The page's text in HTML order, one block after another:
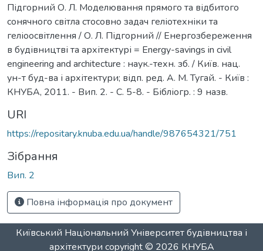
Підгорний О. Л. Моделювання прямого та відбитого
сонячного світла стосовно задач геліотехніки та
геліоосвітлення / О. Л. Підгорний // Енергозбереження
в будівництві та архітектурі = Еnergy-savings in civil
engineering and architecture : наук.-техн. зб. / Київ. нац.
ун-т буд-ва і архітектури; відп. ред. А. М. Тугай. - Київ :
КНУБА, 2011. - Вип. 2. - С. 5-8. - Бібліогр. : 9 назв.
URI
https://repositary.knuba.edu.ua/handle/987654321/751
Зібрання
Вип. 2
Повна інформація про документ
Київський Національний Університет будівництва і
архітектури copyright © 2026 КНУБА